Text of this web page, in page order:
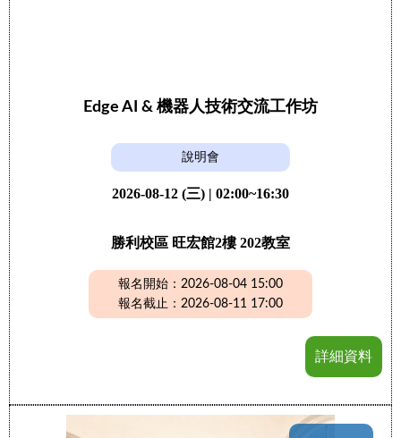
Edge AI & 機器人技術交流工作坊
說明會
2026-08-12 (三) | 02:00~16:30
勝利校區 旺宏館2樓 202教室
報名開始：2026-08-04 15:00
報名截止：2026-08-11 17:00
詳細資料